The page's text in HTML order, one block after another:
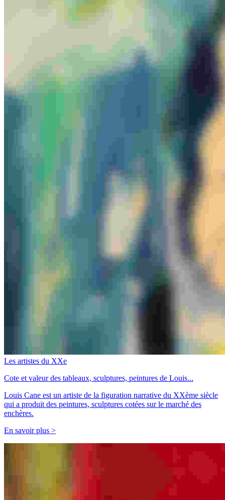
Les artistes du XXe
Cote et valeur des tableaux, sculptures, peintures de Louis...
Louis Cane est un artiste de la figuration narrative du XXème siècle
qui a produit des peintures, sculptures cotées sur le marché des
enchères.
En savoir plus >